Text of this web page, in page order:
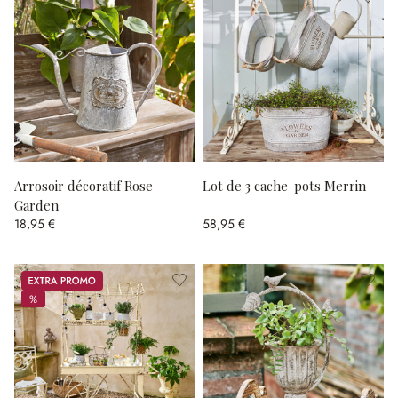
Arrosoir décoratif Rose
Garden
18,95 €
Lot de 3 cache-pots Merrin
58,95 €
Promos
%
%